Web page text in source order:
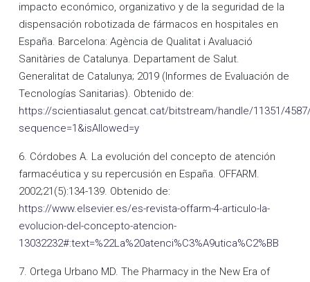
impacto económico, organizativo y de la seguridad de la
dispensación robotizada de fármacos en hospitales en
España. Barcelona: Agència de Qualitat i Avaluació
Sanitàries de Catalunya. Departament de Salut.
Generalitat de Catalunya; 2019 (Informes de Evaluación de
Tecnologías Sanitarias). Obtenido de:
https://scientiasalut.gencat.cat/bitstream/handle/11351/
sequence=1&isAllowed=y
6. Córdobes A. La evolución del concepto de atención
farmacéutica y su repercusión en España. OFFARM.
2002;21(5):134-139. Obtenido de:
https://www.elsevier.es/es-revista-offarm-4-articulo-la-
evolucion-del-concepto-atencion-
13032232#:text=%22La%20atenci%C3%A9utica%C2%BB
7. Ortega Urbano MD. The Pharmacy in the New Era of